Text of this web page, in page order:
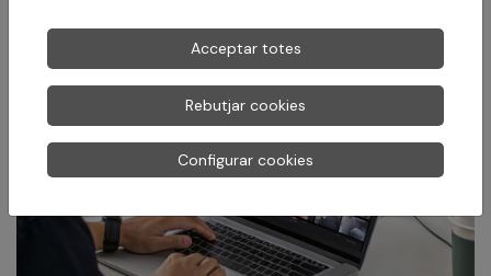
Acceptar totes
Rebutjar cookies
Configurar cookies